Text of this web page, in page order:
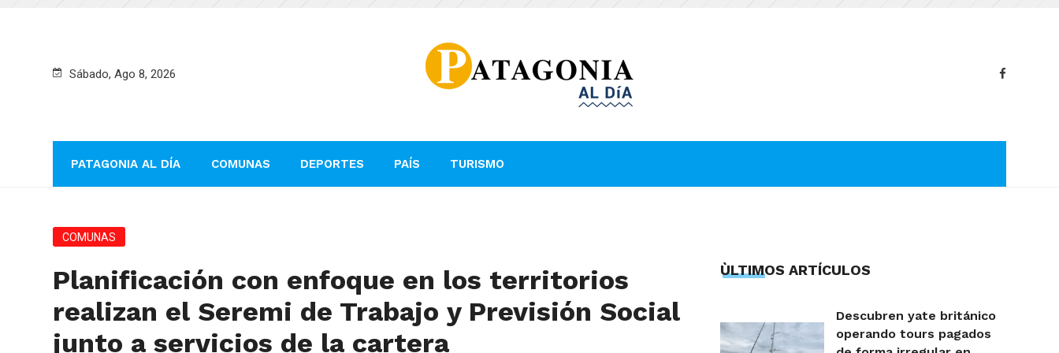
Sábado, Ago 8, 2026
PATAGONIA AL DÍA COMUNAS DEPORTES PAÍS TURISMO
COMUNAS
Planificación con enfoque en los territorios
realizan el Seremi de Trabajo y Previsión Social
junto a servicios de la cartera
ÙLTIMOS ARTÍCULOS
Descubren yate británico
operando tours pagados